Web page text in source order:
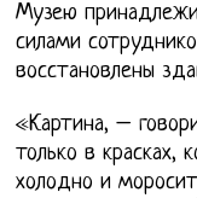
Музею
силами
восстановлены
«Картина, –
только в красках,
холодно и